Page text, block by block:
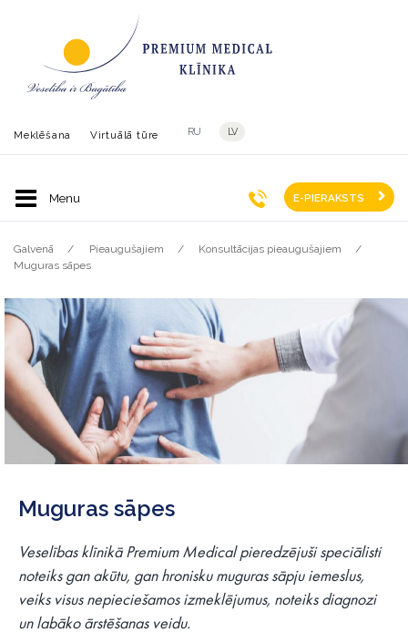
Meklēšana Virtuālā tūre RU LV
E-PIERAKSTS
Galvenā Pieaugušajiem
Konsultācijas pieaugušajiem
Muguras sāpes
Muguras sāpes
Veselības klīnikā Premium Medical pieredzējuši speciālisti
noteiks gan akūtu, gan hronisku muguras sāpju iemeslus,
veiks visus nepieciešamos izmeklējumus, noteiks diagnozi
un labāko ārstēšanas veidu.